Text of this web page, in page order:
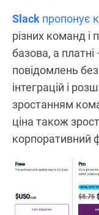
Slack пропонує
різних команд і
базова, а платні
повідомлень
інтеграцій і
зростанням
ціна також
корпоративний